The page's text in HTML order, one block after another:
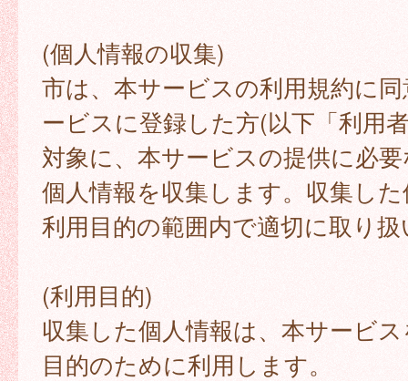
(個人情報の収集)
市は、本サービスの利用規約に
ービスに登録した方(以下「利用
対象に、本サービスの提供に必
個人情報を収集します。収集し
利用目的の範囲内で適切に取り
(利用目的)
収集した個人情報は、本サービ
目的のために利用します。